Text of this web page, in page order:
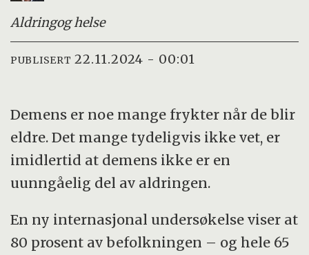
Aldringog helse
PUBLISERT 22.11.2024 - 00:01
Demens er noe mange frykter når de blir
eldre. Det mange tydeligvis ikke vet, er
imidlertid at demens ikke er en
uunngåelig del av aldringen.
En ny internasjonal undersøkelse viser at
80 prosent av befolkningen – og hele 65